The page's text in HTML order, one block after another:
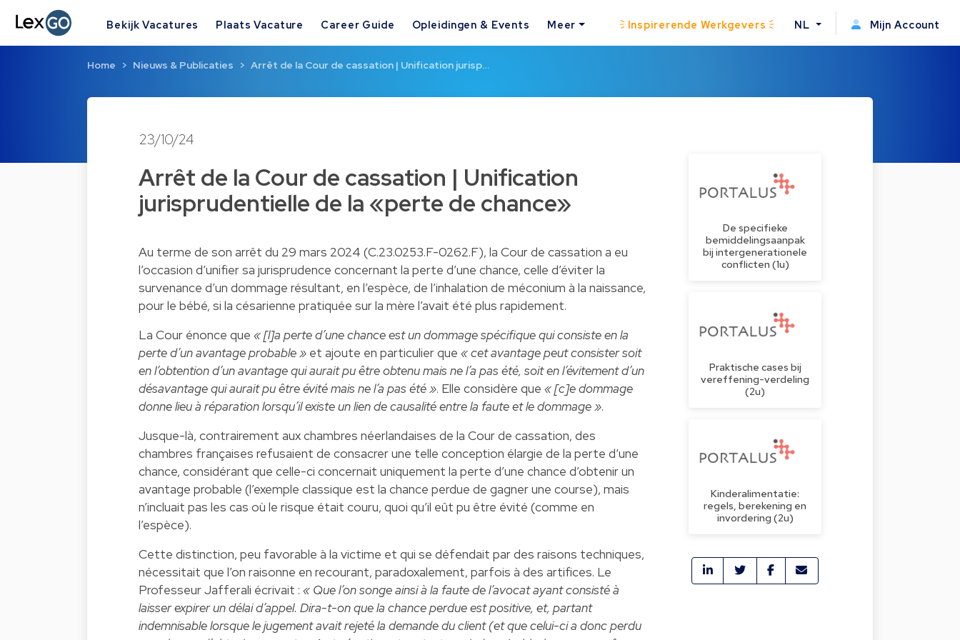
Bekijk Vacatures Plaats Vacature Career Guide Opleidingen & Events Meer Inspirerende Werkgevers NL Mijn Account
Home Nieuws & Publicaties Arrêt de la Cour de cassation | Unification jurisp…
23/10/24
Arrêt de la Cour de cassation | Unification
jurisprudentielle de la «perte de chance»
Au terme de son arrêt du 29 mars 2024 (C.23.0253.F-0262.F), la Cour de cassation a eu
l’occasion d’unifier sa jurisprudence concernant la perte d’une chance, celle d’éviter la
survenance d’un dommage résultant, en l’espèce, de l’inhalation de méconium à la naissance,
pour le bébé, si la césarienne pratiquée sur la mère l’avait été plus rapidement.
La Cour énonce que « [l]a perte d’une chance est un dommage spécifique qui consiste en la
perte d’un avantage probable » et ajoute en particulier que « cet avantage peut consister soit
en l’obtention d’un avantage qui aurait pu être obtenu mais ne l’a pas été, soit en l’évitement d’un
désavantage qui aurait pu être évité mais ne l’a pas été ». Elle considère que « [c]e dommage
donne lieu à réparation lorsqu’il existe un lien de causalité entre la faute et le dommage ».
Jusque-là, contrairement aux chambres néerlandaises de la Cour de cassation, des
chambres françaises refusaient de consacrer une telle conception élargie de la perte d’une
chance, considérant que celle-ci concernait uniquement la perte d’une chance d’obtenir un
avantage probable (l’exemple classique est la chance perdue de gagner une course), mais
n’incluait pas les cas où le risque était couru, quoi qu’il eût pu être évité (comme en
l’espèce).
Cette distinction, peu favorable à la victime et qui se défendait par des raisons techniques,
nécessitait que l’on raisonne en recourant, paradoxalement, parfois à des artifices. Le
ProfesseurJafferali écrivait : « Que l’on songe ainsi à la faute de l’avocat ayant consisté à
laisser expirer un délai d’appel. Dira-t-on que la chance perdue est positive, et, partant
indemnisable lorsque le jugement avait rejeté la demande du client (et que celui-ci a donc perdu
De specifieke
bemiddelingsaanpak
bij intergenerationele
conflicten (1u)
Praktische cases bij
vereffening-verdeling
(2u)
Kinderalimentatie:
regels, berekening en
invordering (2u)